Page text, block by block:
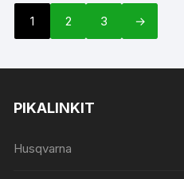
1 2 3 →
PIKALINKIT
Husqvarna